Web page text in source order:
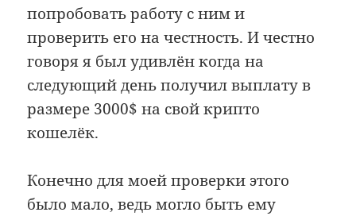
попробовать работу с ним и
проверить его на честность. И честно
говоря я был удивлён когда на
следующий день получил выплату в
размере 3000$ на свой крипто
кошелёк.
Конечно для моей проверки этого
было мало, ведь могло быть ему